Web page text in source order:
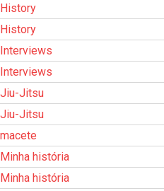
History
History
Interviews
Interviews
Jiu-Jitsu
Jiu-Jitsu
macete
Minha história
Minha história